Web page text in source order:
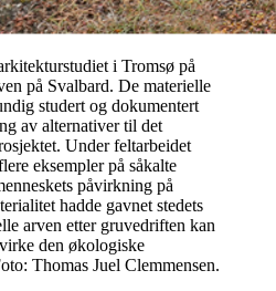
i Tromsø på
på Svalbard. De materielle
studert og dokumentert
av alternativer til det
Under feltarbeidet
eksempler på såkalte
påvirkning på
hadde gavnet stedets
arven etter gruvedriften kan
den økologiske
Thomas Juel Clemmensen.